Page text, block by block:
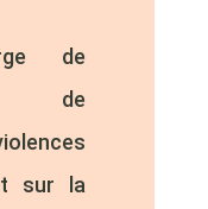
de
de
sur la